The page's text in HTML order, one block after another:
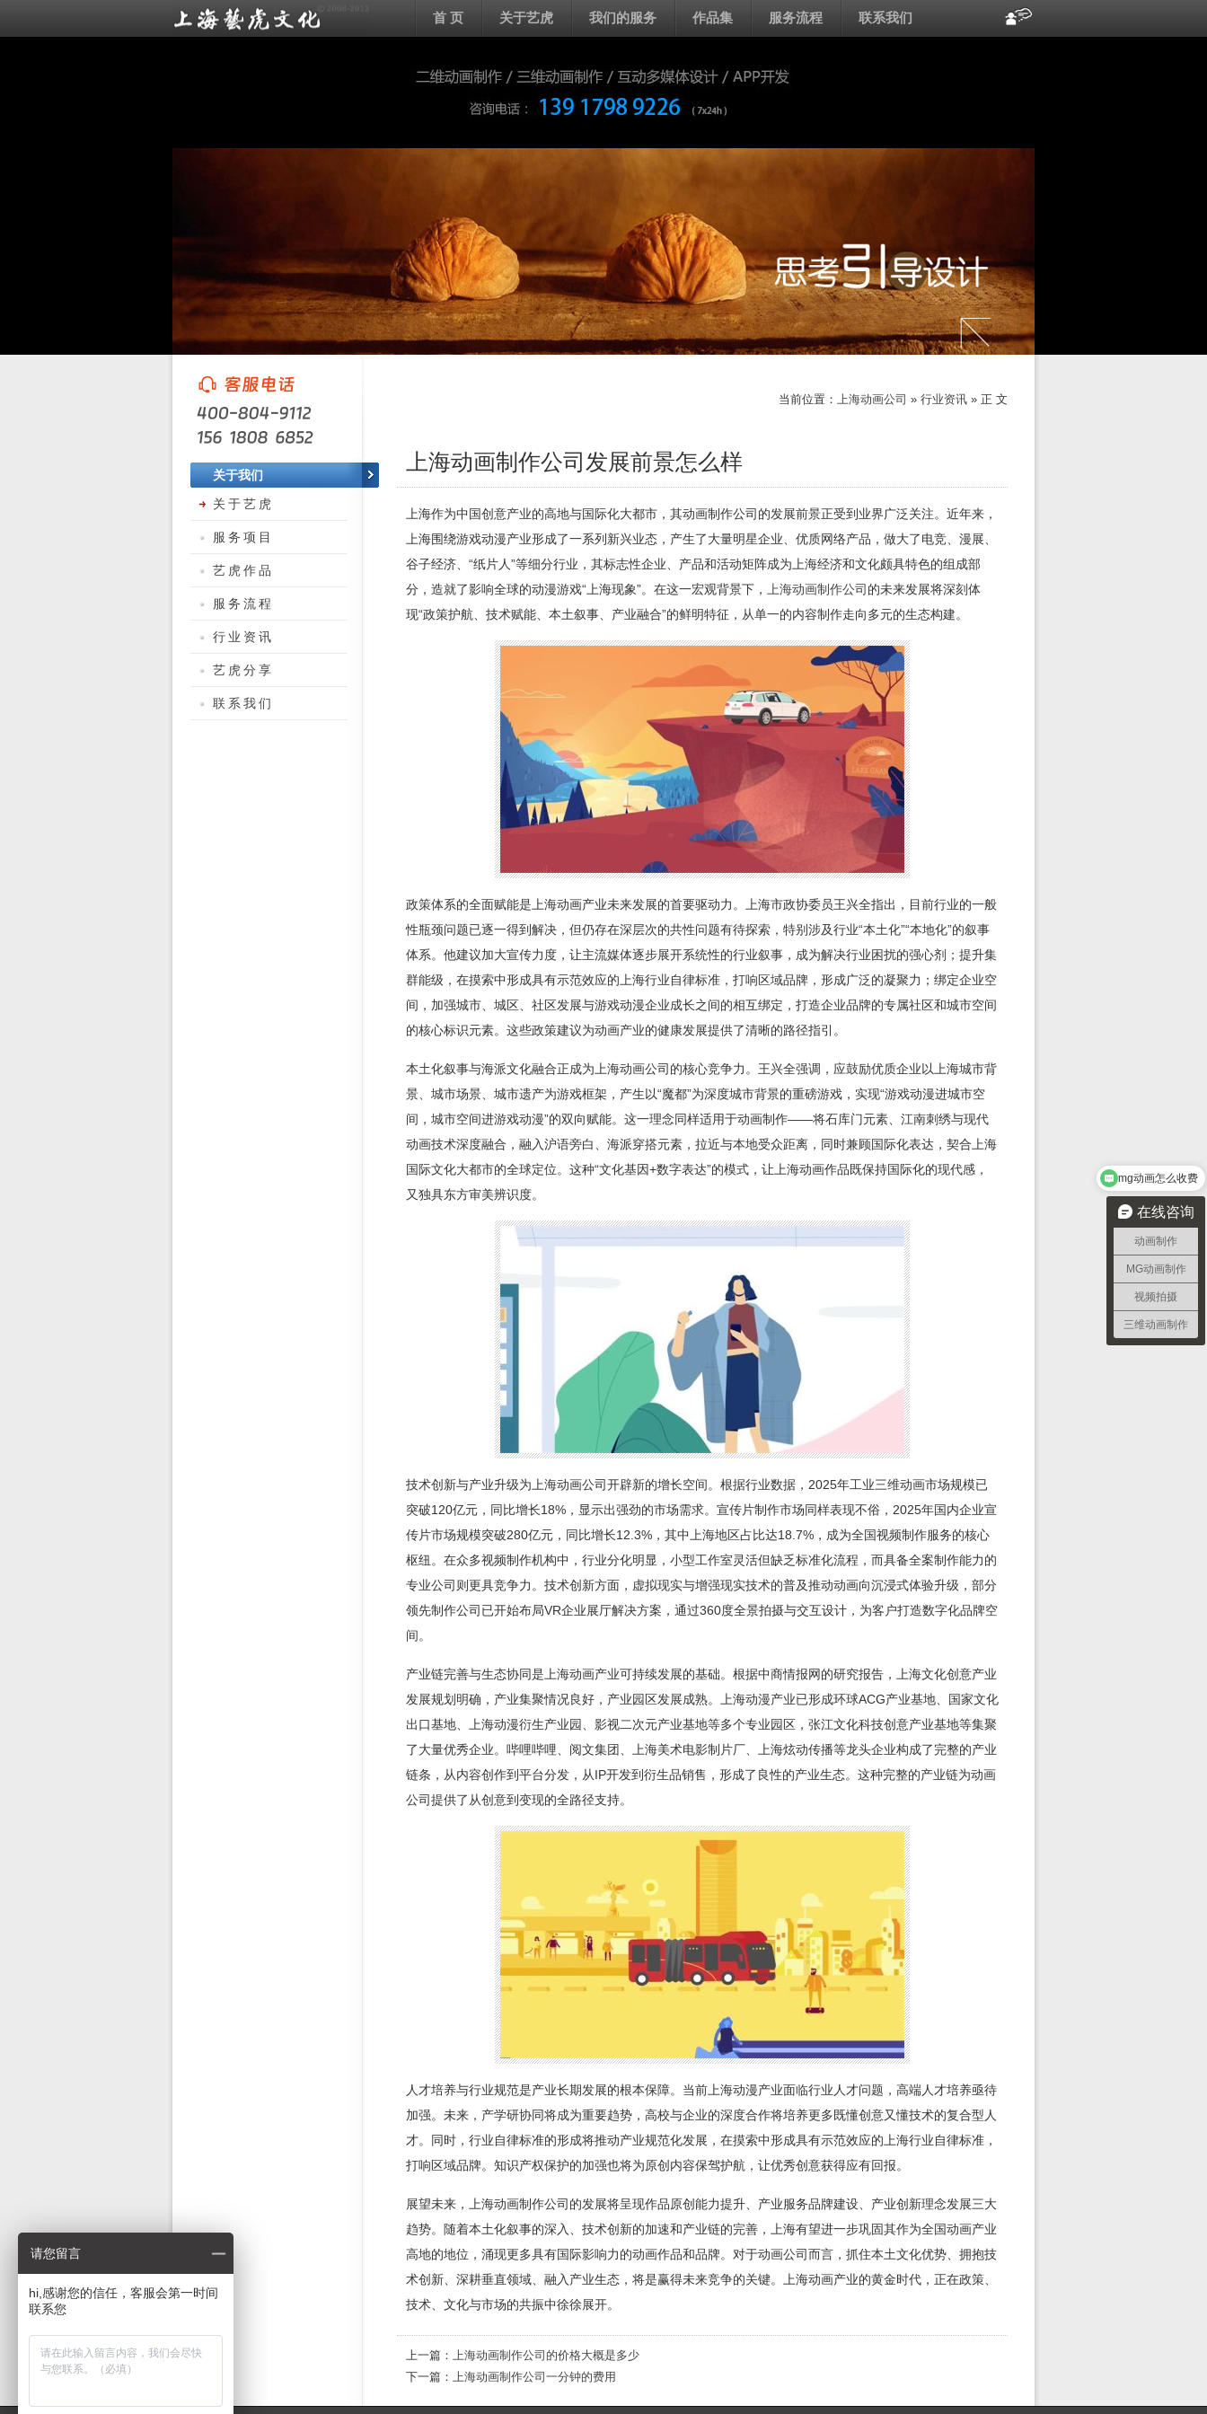
首 页 关于艺虎 我们的服务 作品集 服务流程 联系我们
当前位置： 上海动画公司 » 行业资讯 » 正 文
上海动画制作公司发展前景怎么样
上海作为中国创意产业的高地与国际化大都市，其动画制作公司的发展前景正受到业界广泛关注。近年来，
上海围绕游戏动漫产业形成了一系列新兴业态，产生了大量明星企业、优质网络产品，做大了电竞、漫展、
谷子经济、“纸片人”等细分行业，其标志性企业、产品和活动矩阵成为上海经济和文化颇具特色的组成部
分，造就了影响全球的动漫游戏“上海现象”。在这一宏观背景下，
上海动画制作公司 的未来发展将深刻体
现“政策护航、技术赋能、本土叙事、产业融合”的鲜明特征，从单一的内容制作走向多元的生态构建。
政策体系的全面赋能是上海动画产业未来发展的首要驱动力。上海市政协委员王兴全指出，目前行业的一般
性瓶颈问题已逐一得到解决，但仍存在深层次的共性问题有待探索，特别涉及行业“本土化”“本地化”的叙事
体系。他建议加大宣传力度，让主流媒体逐步展开系统性的行业叙事，成为解决行业困扰的强心剂；提升集
群能级，在摸索中形成具有示范效应的上海行业自律标准，打响区域品牌，形成广泛的凝聚力；绑定企业空
间，加强城市、城区、社区发展与游戏动漫企业成长之间的相互绑定，打造企业品牌的专属社区和城市空间
的核心标识元素。这些政策建议为动画产业的健康发展提供了清晰的路径指引。
本土化叙事与海派文化融合正成为上海动画公司的核心竞争力。王兴全强调，应鼓励优质企业以上海城市背
景、城市场景、城市遗产为游戏框架，产生以“魔都”为深度城市背景的重磅游戏，实现“游戏动漫进城市空
间，城市空间进游戏动漫”的双向赋能。这一理念同样适用于动画制作——将石库门元素、江南刺绣与现代
动画技术深度融合，融入沪语旁白、海派穿搭元素，拉近与本地受众距离，同时兼顾国际化表达，契合上海
国际文化大都市的全球定位。这种“文化基因+数字表达”的模式，让上海动画作品既保持国际化的现代感，
又独具东方审美辨识度。
技术创新与产业升级为上海动画公司开辟新的增长空间。根据行业数据，2025年工业三维动画市场规模已
突破120亿元，同比增长18%，显示出强劲的市场需求。宣传片制作市场同样表现不俗，2025年国内企业宣
传片市场规模突破280亿元，同比增长12.3%，其中上海地区占比达18.7%，成为全国视频制作服务的核心
枢纽。在众多视频制作机构中，行业分化明显，小型工作室灵活但缺乏标准化流程，而具备全案制作能力的
专业公司则更具竞争力。技术创新方面，虚拟现实与增强现实技术的普及推动动画向沉浸式体验升级，部分
领先制作公司已开始布局VR企业展厅解决方案，通过360度全景拍摄与交互设计，为客户打造数字化品牌空
间。
产业链完善与生态协同是上海动画产业可持续发展的基础。根据中商情报网的研究报告，上海文化创意产业
发展规划明确，产业集聚情况良好，产业园区发展成熟。上海动漫产业已形成环球ACG产业基地、国家文化
出口基地、上海动漫衍生产业园、影视二次元产业基地等多个专业园区，张江文化科技创意产业基地等集聚
了大量优秀企业。哔哩哔哩、阅文集团、上海美术电影制片厂、上海炫动传播等龙头企业构成了完整的产业
链条，从内容创作到平台分发，从IP开发到衍生品销售，形成了良性的产业生态。这种完整的产业链为动画
公司提供了从创意到变现的全路径支持。
人才培养与行业规范是产业长期发展的根本保障。当前上海动漫产业面临行业人才问题，高端人才培养亟待
加强。未来，产学研协同将成为重要趋势，高校与企业的深度合作将培养更多既懂创意又懂技术的复合型人
才。同时，行业自律标准的形成将推动产业规范化发展，在摸索中形成具有示范效应的上海行业自律标准，
打响区域品牌。知识产权保护的加强也将为原创内容保驾护航，让优秀创意获得应有回报。
展望未来，上海动画制作公司的发展将呈现作品原创能力提升、产业服务品牌建设、产业创新理念发展三大
趋势。随着本土化叙事的深入、技术创新的加速和产业链的完善，上海有望进一步巩固其作为全国动画产业
高地的地位，涌现更多具有国际影响力的动画作品和品牌。对于动画公司而言，抓住本土文化优势、拥抱技
术创新、深耕垂直领域、融入产业生态，将是赢得未来竞争的关键。上海动画产业的黄金时代，正在政策、
技术、文化与市场的共振中徐徐展开。
上一篇： 上海动画制作公司的价格大概是多少
下一篇： 上海动画制作公司一分钟的费用
关于我们
关于艺虎
服务项目
艺虎作品
服务流程
行业资讯
艺虎分享
联系我们
在线咨询
动画制作
MG动画制作
视频拍摄
三维动画制作
mg动画怎么收费
请您留言
hi,感谢您的信任，客服会第一时间
联系您